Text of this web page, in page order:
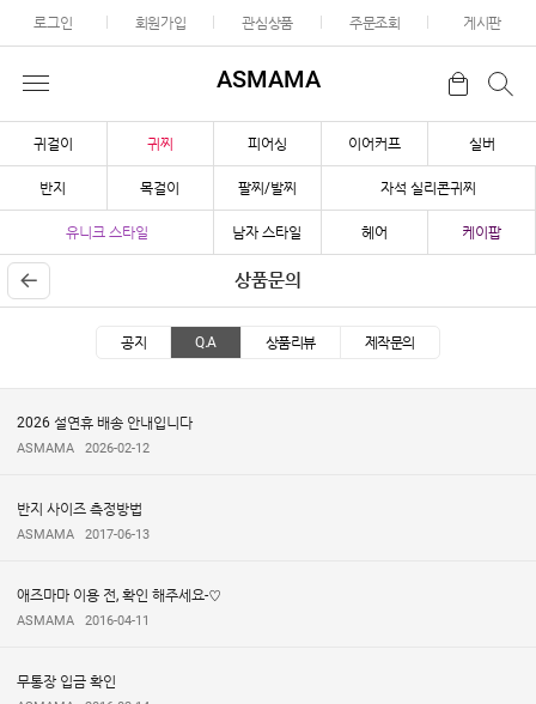
로그인 회원가입 관심상품 주문조회 게시판
ASMAMA
귀걸이 귀찌 피어싱 이어커프 실버
반지 목걸이 팔찌/발찌 자석 실리콘귀찌
유니크 스타일 남자 스타일 헤어 케이팝
상품문의
공지 Q.A 상품리뷰 제작문의
2026 설연휴 배송 안내입니다
ASMAMA 2026-02-12
반지 사이즈 측정방법
ASMAMA 2017-06-13
애즈마마 이용 전, 확인 해주세요-♡
ASMAMA 2016-04-11
무통장 입금 확인